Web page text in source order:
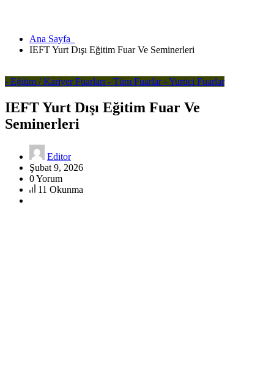
Ana Sayfa
IEFT Yurt Dışı Eğitim Fuar Ve Seminerleri
- Eğitim / Kariyer Fuarları - Tüm Fuarlar - Yurtiçi Fuarlar
IEFT Yurt Dışı Eğitim Fuar Ve
Seminerleri
Editor
Şubat 9, 2026
0 Yorum
11 Okunma